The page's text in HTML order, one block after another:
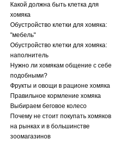
Какой должна быть клетка для
хомяка
Обустройство клетки для хомяка:
"мебель"
Обустройство клетки для хомяка:
наполнитель
Нужно ли хомякам общение с себе
подобными?
Фрукты и овощи в рационе хомяка
Правильное кормление хомяка
Выбираем беговое колесо
Почему не стоит покупать хомяков
на рынках и в большинстве
зоомагазинов